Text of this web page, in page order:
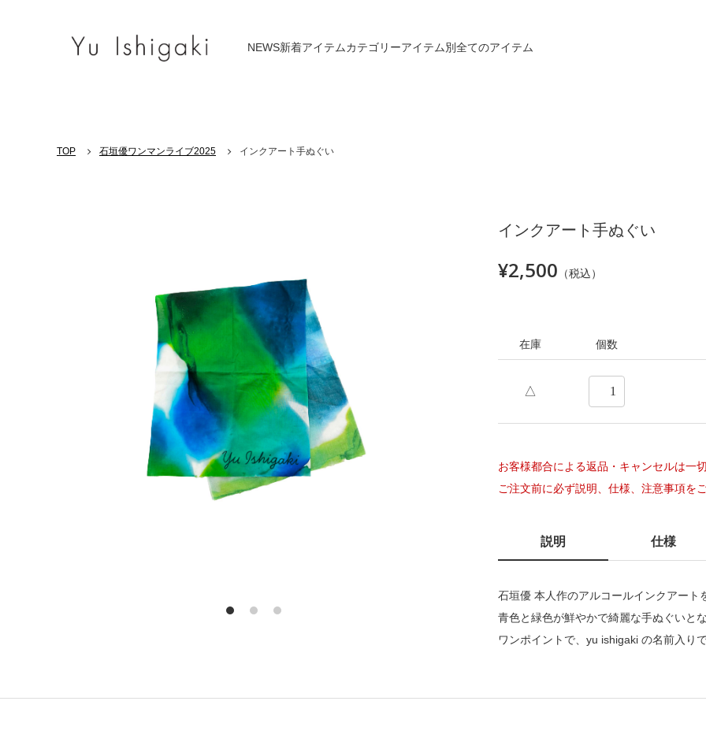
NEWS新着アイテムカテゴリーアイテム別全てのアイテム
TOP 石垣優ワンマンライブ2025 インクアート手ぬぐい
Previous Next
インクアート手ぬぐい
¥2,500 （税込）
在庫 個数
△
お客様都合による返品・キャンセルは一
ご注文前に必ず説明、仕様、注意事項を
説明
石垣優 本人作のアルコールインクアート
青色と緑色が鮮やかで綺麗な手ぬぐいと
ワンポイントで、yu ishigaki の名前入りで
仕様